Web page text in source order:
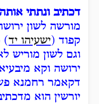
דכתיב ונתתי
מורשה לשון
קפוד (ישעיהו יד)
וגם לשון מוריש
ירושה וקא
דקאמר רחמנא
יורשין הוא